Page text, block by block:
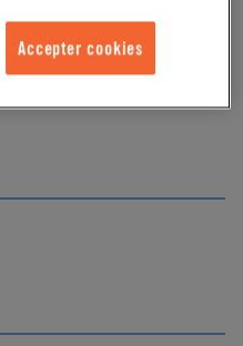
Accepter cookies